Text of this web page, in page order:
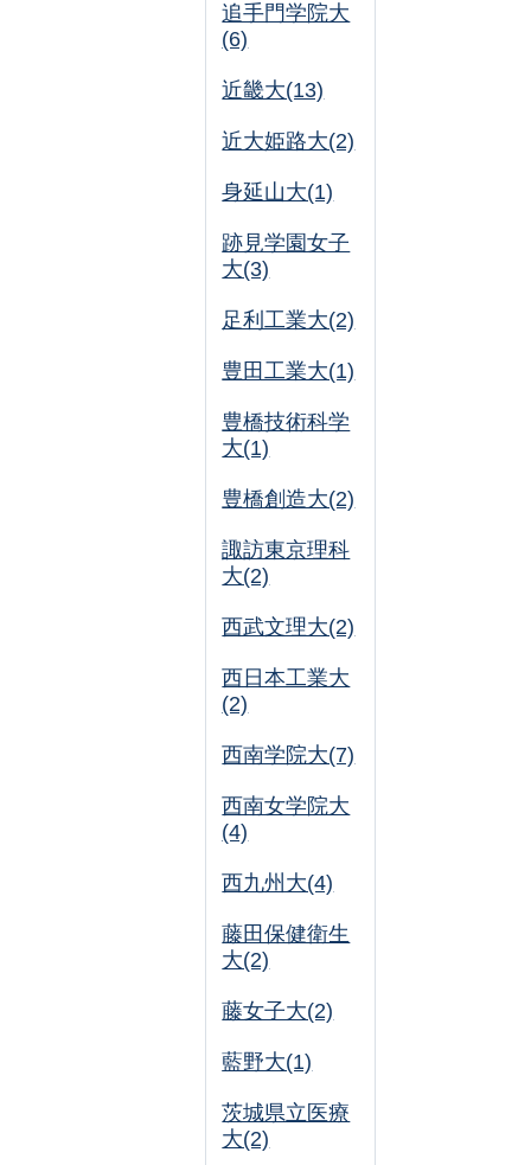
追手門学院大
(6)
近畿大(13)
近大姫路大(2)
身延山大(1)
跡見学園女子
大(3)
足利工業大(2)
豊田工業大(1)
豊橋技術科学
大(1)
豊橋創造大(2)
諏訪東京理科
大(2)
西武文理大(2)
西日本工業大
(2)
西南学院大(7)
西南女学院大
(4)
西九州大(4)
藤田保健衛生
大(2)
藤女子大(2)
藍野大(1)
茨城県立医療
大(2)